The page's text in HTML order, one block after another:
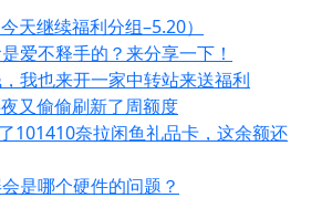
天继续福利分组–5.20）
爱不释手的？来分享一下！
我也来开一家中转站来送福利
又偷偷刷新了周额度
101410奈拉闲鱼礼品卡，这余额还
是哪个硬件的问题？